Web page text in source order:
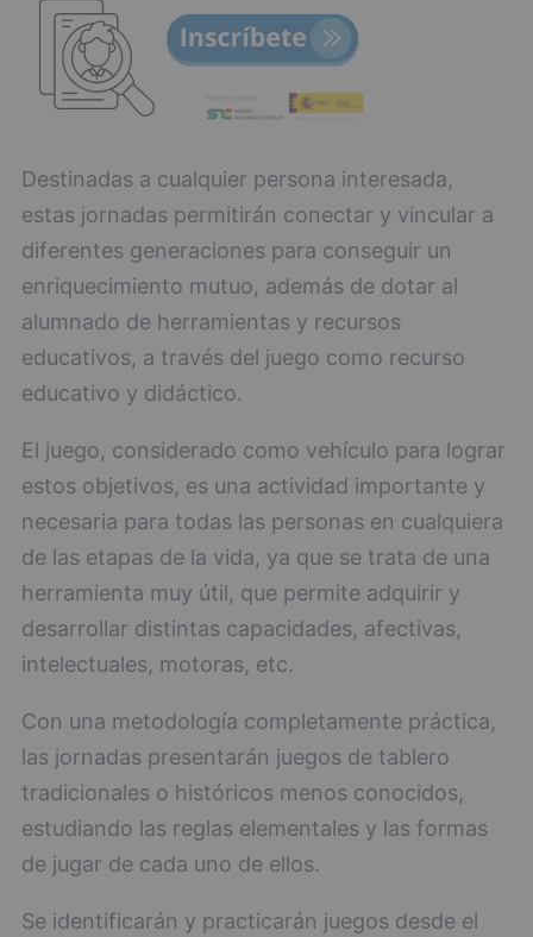
Destinadas a cualquier persona interesada,
estas jornadas permitirán conectar y vincular a
diferentes generaciones para conseguir un
enriquecimiento mutuo, además de dotar al
alumnado de herramientas y recursos
educativos, a través del juego como recurso
educativo y didáctico.
El juego, considerado como vehículo para lograr
estos objetivos, es una actividad importante y
necesaria para todas las personas en cualquiera
de las etapas de la vida, ya que se trata de una
herramienta muy útil, que permite adquirir y
desarrollar distintas capacidades, afectivas,
intelectuales, motoras, etc.
Con una metodología completamente práctica,
las jornadas presentarán juegos de tablero
tradicionales o históricos menos conocidos,
estudiando las reglas elementales y las formas
de jugar de cada uno de ellos.
Se identificarán y practicarán juegos desde el